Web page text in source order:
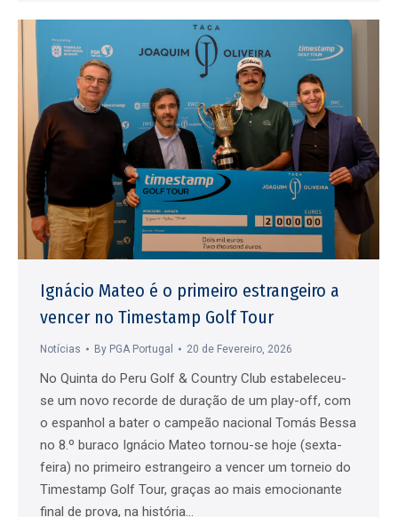
Ignácio Mateo é o primeiro estrangeiro a
vencer no Timestamp Golf Tour
Notícias By PGA Portugal 20 de Fevereiro, 2026
No Quinta do Peru Golf & Country Club estabeleceu-
se um novo recorde de duração de um play-off, com
o espanhol a bater o campeão nacional Tomás Bessa
no 8.º buraco Ignácio Mateo tornou-se hoje (sexta-
feira) no primeiro estrangeiro a vencer um torneio do
Timestamp Golf Tour, graças ao mais emocionante
final de prova, na história…